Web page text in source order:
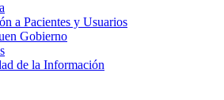
a Pacientes y Usuarios
Gobierno
de la Información